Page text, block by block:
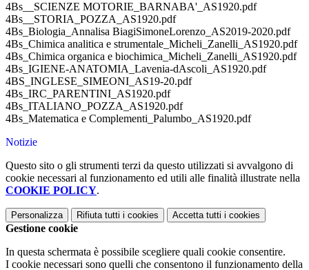
4Bs__SCIENZE MOTORIE_BARNABA'_AS1920.pdf
4Bs__STORIA_POZZA_AS1920.pdf
4Bs_Biologia_Annalisa BiagiSimoneLorenzo_AS2019-2020.pdf
4Bs_Chimica analitica e strumentale_Micheli_Zanelli_AS1920.pdf
4Bs_Chimica organica e biochimica_Micheli_Zanelli_AS1920.pdf
4Bs_IGIENE-ANATOMIA_Lavenia-dAscoli_AS1920.pdf
4BS_INGLESE_SIMEONI_AS19-20.pdf
4Bs_IRC_PARENTINI_AS1920.pdf
4Bs_ITALIANO_POZZA_AS1920.pdf
4Bs_Matematica e Complementi_Palumbo_AS1920.pdf
Notizie
Questo sito o gli strumenti terzi da questo utilizzati si avvalgono di
cookie necessari al funzionamento ed utili alle finalità illustrate nella
COOKIE POLICY.
Personalizza Rifiuta tutti i cookies Accetta tutti i cookies
Gestione cookie
In questa schermata è possibile scegliere quali cookie consentire.
I cookie necessari sono quelli che consentono il funzionamento della